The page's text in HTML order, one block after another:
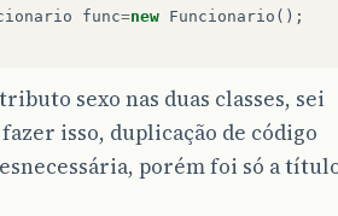
func=new Funcionario ();
sexo nas duas classes, sei
isso, duplicação de código
porém foi só a